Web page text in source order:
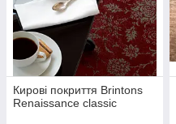
Кирові покриття Brintons
Renaissance classic